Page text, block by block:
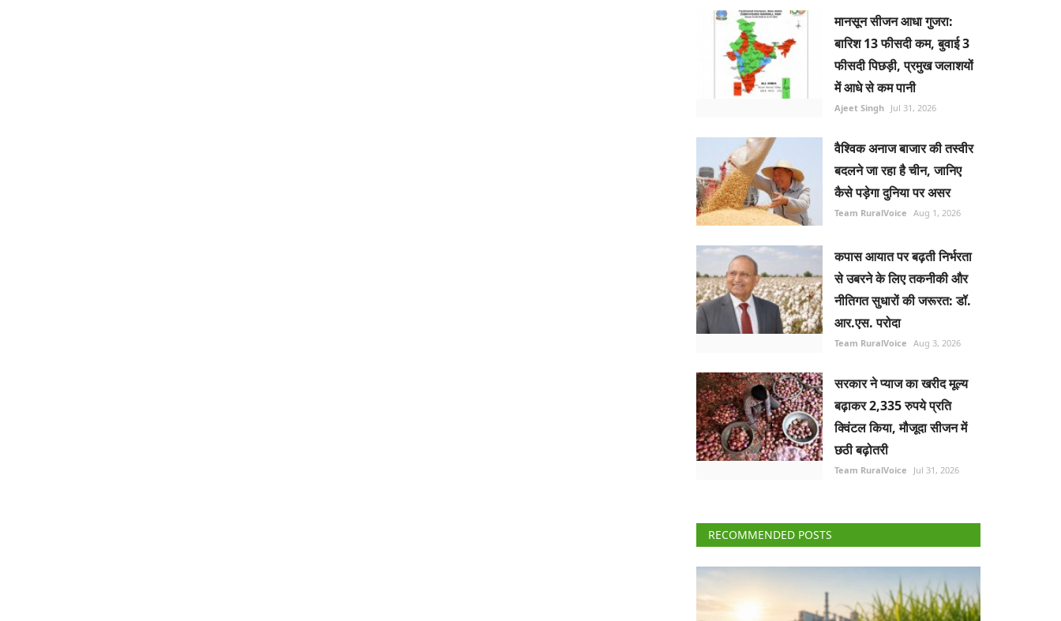
मानसून सीजन आधा गुजरा:
बारिश 13 फीसदी कम, बुवाई 3
फीसदी पिछड़ी, प्रमुख जलाशयों
में आधे से कम पानी
Ajeet Singh Jul 31, 2026
वैश्विक अनाज बाजार की तस्वीर
बदलने जा रहा है चीन, जानिए
कैसे पड़ेगा दुनिया पर असर
Team RuralVoice Aug 1, 2026
कपास आयात पर बढ़ती निर्भरता
से उबरने के लिए तकनीकी और
नीतिगत सुधारों की जरूरत: डॉ.
आर.एस. परोदा
Team RuralVoice Aug 3, 2026
सरकार ने प्याज का खरीद मूल्य
बढ़ाकर 2,335 रुपये प्रति
क्विंटल किया, मौजूदा सीजन में
छठी बढ़ोतरी
Team RuralVoice Jul 31, 2026
RECOMMENDED POSTS